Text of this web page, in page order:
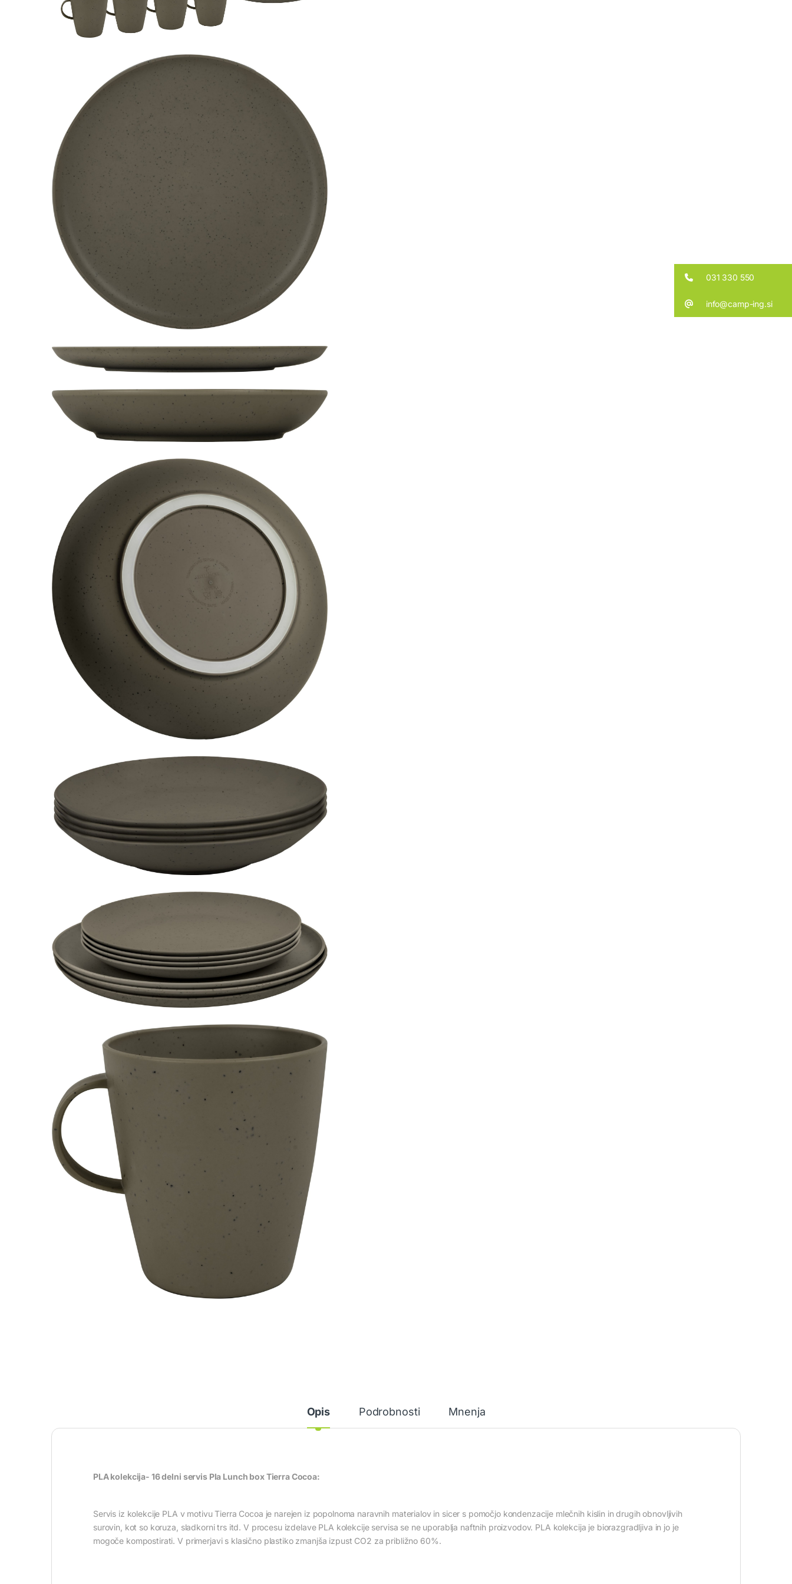
Opis Podrobnosti Mnenja
PLA kolekcija- 16 delni servis Pla Lunch box Tierra Cocoa:
Servis iz kolekcije PLA v motivu Tierra Cocoa je narejen iz popolnoma naravnih materialov in sicer s pomočjo kondenzacije mlečnih kislin in drugih obnovljivih
surovin, kot so koruza, sladkorni trs itd. V procesu izdelave PLA kolekcije servisa se ne uporablja naftnih proizvodov. PLA kolekcija je biorazgradljiva in jo je
mogoče kompostirati. V primerjavi s klasično plastiko zmanjša izpust CO2 za približno 60%.
031 330 550
info@camp-ing.si